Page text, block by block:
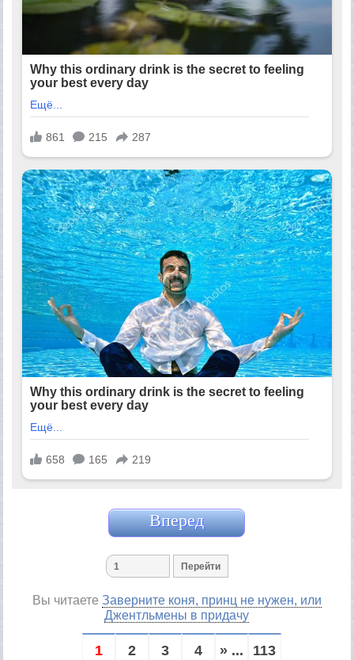
Вперед
Вы читаете Заверните коня, принц не нужен, или
Джентльмены в придачу
1 2 3 4 » ... 113